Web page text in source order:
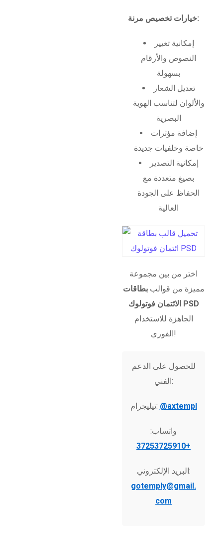
خيارات تخصيص مرنة:
إمكانية تغيير
النصوص والأرقام
بسهولة
تعديل الشعار
والألوان لتناسب الهوية
البصرية
إضافة مؤثرات
خاصة وخلفيات جديدة
إمكانية التصدير
بصيغ متعددة مع
الحفاظ على الجودة
العالية
اختر من بين مجموعة
مميزة من قوالببطاقات
الائتمان فوتولوك PSD
الجاهزة للاستخدام
الفوري!
للحصول على الدعم
الفني:
تيليجرام: @axtempl
واتساب:
+37253725910
البريد الإلكتروني:
gotemply@gmail.
com